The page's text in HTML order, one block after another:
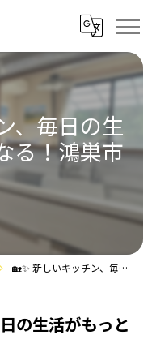
、毎日の生
る！鴻巣市
🏡✨ 新しいキッチン、毎日の生活がもっと楽しくなる！鴻巣市の...
の生活がもっと